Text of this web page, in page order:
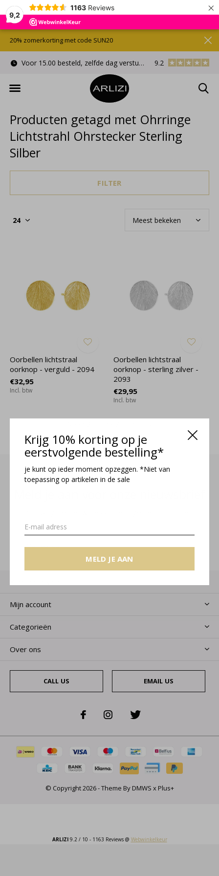
9,2
1163 Reviews ×
Krijg 10% korting op je
eerstvolgende bestelling*
je kunt op ieder moment opzeggen. *Niet van
toepassing op artikelen in de sale
MELD JE AAN
Voor 15.00 besteld, zelfde dag verstuurd Gratis
9.2
20% zomerkorting met code SUN20
Producten getagd met Ohrringe
Lichtstrahl Ohrstecker Sterling
Silber
FILTER
Oorbellen lichtstraal
oorknop - verguld - 2094
€32,95
Incl. btw
Oorbellen lichtstraal
oorknop - sterling zilver -
2093
€29,95
Incl. btw
Mijn account
Categorieën
Over ons
CALL US EMAIL US
© Copyright2026- Theme ByDMWS x Plus+
ARLIZI9.2 / 10 - 1163 Reviews @ Webwinkelkeur